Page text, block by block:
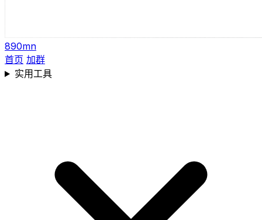
890mn
首页 加群
实用工具